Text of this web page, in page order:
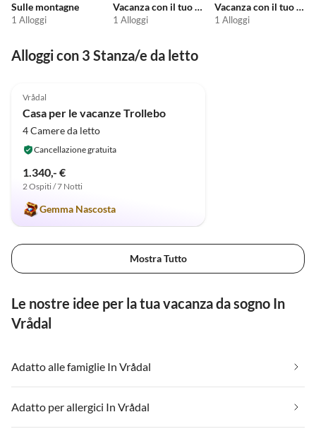
Sulle montagne
1 Alloggi
Vacanza con il tuo animale domestico
1 Alloggi
Vacanza con il tuo cane
1 Alloggi
Alloggi con 3 Stanza/e da letto
Vrådal
Casa per le vacanze Trollebo
4 Camere da letto
Cancellazione gratuita
1.340,- €
2 Ospiti / 7 Notti
Gemma Nascosta
Mostra Tutto
Le nostre idee per la tua vacanza da sogno In
Vrådal
Adatto alle famiglie In Vrådal
Adatto per allergici In Vrådal